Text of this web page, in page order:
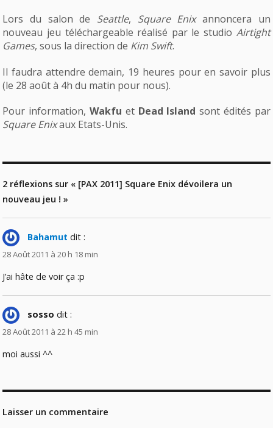
Lors du salon de Seattle, Square Enixannoncera un
nouveau jeu téléchargeable réalisé par le studio Airtight
Games, sous la direction de Kim Swift.
Il faudra attendre demain, 19 heures pour en savoir plus
(le 28 août à 4h du matin pour nous).
Pour information, Wakfu et Dead Island sont édités par
Square Enixaux Etats-Unis.
2 réflexions sur « [PAX 2011] Square Enix dévoilera un
nouveau jeu ! »
Bahamut dit :
28 Août 2011 à 20 h 18 min
J’ai hâte de voir ça :p
sosso dit :
28 Août 2011 à 22 h 45 min
moi aussi ^^
Laisser un commentaire